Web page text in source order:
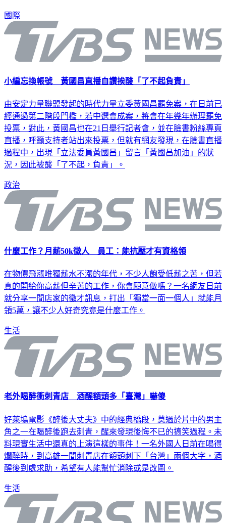
國際
小編忘換帳號 黃國昌直播自讚挨酸「了不起負責」
由安定力量聯盟發起的時代力量立委黃國昌罷免案，在日前已
經通過第二階段門檻，若中選會成案，將會在年幾年辦理罷免
投票，對此，黃國昌也在21日舉行記者會，並在臉書粉絲專頁
直播，呼籲支持者站出來投票，但就有網友發現，在臉書直播
過程中，出現「立法委員黃國昌」留言「黃國昌加油」的狀
況，因此被酸「了不起，負責」。
政治
什麼工作？月薪50k徵人 員工：能抗壓才有資格領
在物價飛漲唯獨薪水不漲的年代，不少人飽受低薪之苦，但若
真的開給你高薪但辛苦的工作，你會願意做嗎？一名網友日前
就分享一間店家的徵才訊息，打出「獨當一面一個人」就能月
領5萬，讓不少人好奇究竟是什麼工作。
生活
老外喝醉衝刺青店 酒醒額頭多「臺灣」嚇傻
好萊塢電影《醉後大丈夫》中的經典橋段，莫過於片中的男主
角之一在喝醉後跑去刺青，醒來發現後悔不已的搞笑過程。未
料現實生活中還真的上演這樣的事件！一名外國人日前在喝得
爛醉時，到高雄一間刺青店在額頭刺下「台灣」兩個大字，酒
醒後到處求助，希望有人能幫忙消除或是改圖。
生活